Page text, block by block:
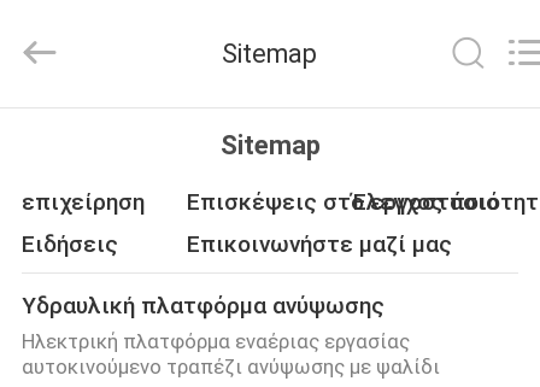
ΠΡΟΪΌΝΤΑ
ΣΧΕΤΙΚΆ
ΜΕ
ΕΜΆΣ
Reserved.
Sitemap
Sitemap
επιχείρηση Επισκέψεις στο εργοστάσιο
Έλεγχος
Ειδήσεις
Επικοινωνήστε μαζί μας
Υδραυλική πλατφόρμα ανύψωσης
Ηλεκτρική πλατφόρμα εναέριας εργασίας
αυτοκινούμενο τραπέζι ανύψωσης με ψαλίδι